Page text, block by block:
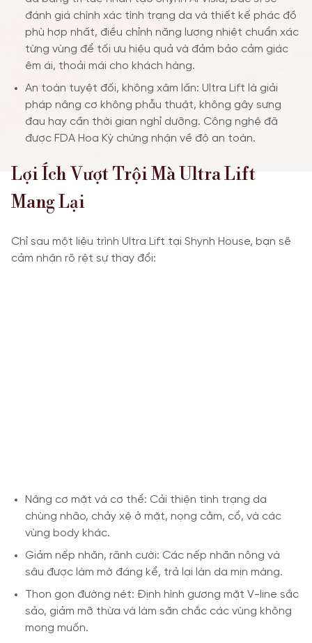
đánh giá chính xác tình trạng da và thiết kế phác đồ
phù hợp nhất, điều chỉnh năng lượng nhiệt chuẩn xác
từng vùng để tối ưu hiệu quả và đảm bảo cảm giác
êm ái, thoải mái cho khách hàng.
An toàn tuyệt đối, không xâm lấn: Ultra Lift là giải
pháp nâng cơ không phẫu thuật, không gây sưng
đau hay cần thời gian nghỉ dưỡng. Công nghệ đã
được FDA Hoa Kỳ chứng nhận về độ an toàn.
Lợi Ích Vượt Trội Mà Ultra Lift
Mang Lại
Chỉ sau một liệu trình Ultra Lift tại Shynh House, bạn sẽ
cảm nhận rõ rệt sự thay đổi:
Nâng cơ mặt và cơ thể: Cải thiện tình trạng da
chùng nhão, chảy xệ ở mặt, nọng cằm, cổ, và các
vùng body khác.
Giảm nếp nhăn, rãnh cười: Các nếp nhăn nông và
sâu được làm mờ đáng kể, trả lại làn da mịn màng.
Thon gọn đường nét: Định hình gương mặt V-line sắc
sảo, giảm mỡ thừa và làm săn chắc các vùng không
mong muốn.